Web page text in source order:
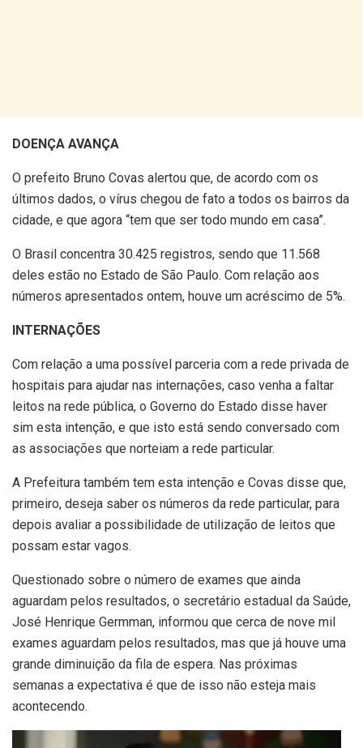
DOENÇA AVANÇA
O prefeito Bruno Covas alertou que, de acordo com os
últimos dados, o vírus chegou de fato a todos os bairros da
cidade, e que agora “tem que ser todo mundo em casa”.
O Brasil concentra 30.425 registros, sendo que 11.568
deles estão no Estado de São Paulo. Com relação aos
números apresentados ontem, houve um acréscimo de 5%.
INTERNAÇÕES
Com relação a uma possível parceria com a rede privada de
hospitais para ajudar nas internações, caso venha a faltar
leitos na rede pública, o Governo do Estado disse haver
sim esta intenção, e que isto está sendo conversado com
as associações que norteiam a rede particular.
A Prefeitura também tem esta intenção e Covas disse que,
primeiro, deseja saber os números da rede particular, para
depois avaliar a possibilidade de utilização de leitos que
possam estar vagos.
Questionado sobre o número de exames que ainda
aguardam pelos resultados, o secretário estadual da Saúde,
José Henrique Germman, informou que cerca de nove mil
exames aguardam pelos resultados, mas que já houve uma
grande diminuição da fila de espera. Nas próximas
semanas a expectativa é que de isso não esteja mais
acontecendo.